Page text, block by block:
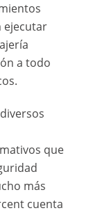
ejecutar
a todo
que
más
cuenta